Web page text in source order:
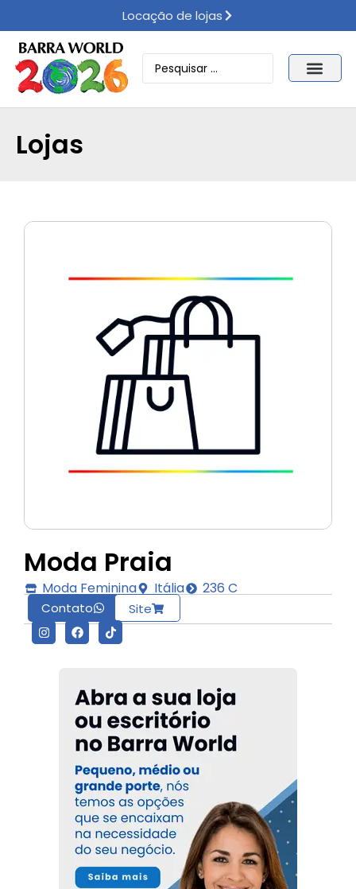
Locação de lojas
Lojas
Moda Feminina Itália 236 C
Contato Site
Moda Praia